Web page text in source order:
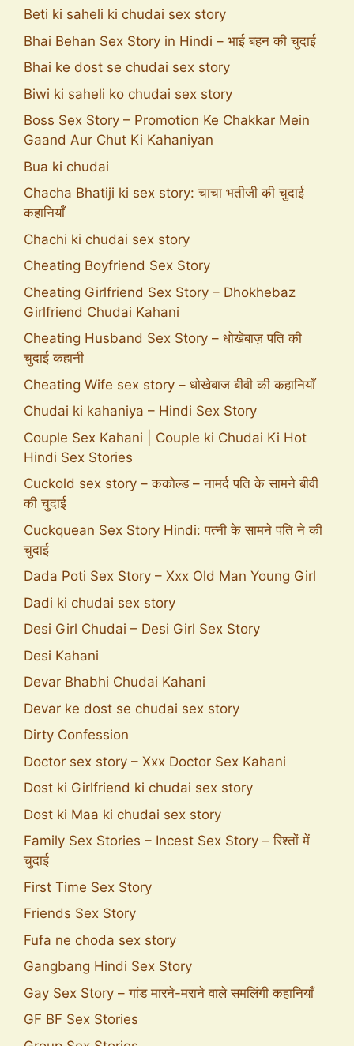
Beti ki saheli ki chudai sex story
Bhai Behan Sex Story in Hindi – भाई बहन की चुदाई
Bhai ke dost se chudai sex story
Biwi ki saheli ko chudai sex story
Boss Sex Story – Promotion Ke Chakkar Mein
Gaand Aur Chut Ki Kahaniyan
Bua ki chudai
Chacha Bhatiji ki sex story: चाचा भतीजी की चुदाई
कहानियाँ
Chachi ki chudai sex story
Cheating Boyfriend Sex Story
Cheating Girlfriend Sex Story – Dhokhebaz
Girlfriend Chudai Kahani
Cheating Husband Sex Story – धोखेबाज़ पति की
चुदाई कहानी
Cheating Wife sex story – धोखेबाज बीवी की कहानियाँ
Chudai ki kahaniya – Hindi Sex Story
Couple Sex Kahani | Couple ki Chudai Ki Hot
Hindi Sex Stories
Cuckold sex story – ककोल्ड – नामर्द पति के सामने बीवी
की चुदाई
Cuckquean Sex Story Hindi: पत्नी के सामने पति ने की
चुदाई
Dada Poti Sex Story – Xxx Old Man Young Girl
Dadi ki chudai sex story
Desi Girl Chudai – Desi Girl Sex Story
Desi Kahani
Devar Bhabhi Chudai Kahani
Devar ke dost se chudai sex story
Dirty Confession
Doctor sex story – Xxx Doctor Sex Kahani
Dost ki Girlfriend ki chudai sex story
Dost ki Maa ki chudai sex story
Family Sex Stories – Incest Sex Story – रिश्तों में
चुदाई
First Time Sex Story
Friends Sex Story
Fufa ne choda sex story
Gangbang Hindi Sex Story
Gay Sex Story – गांड मारने-मराने वाले समलिंगी कहानियाँ
GF BF Sex Stories